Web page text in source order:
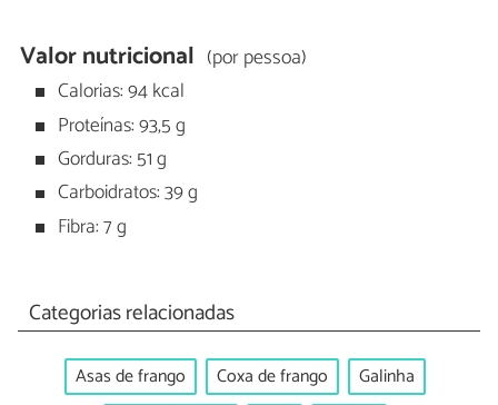
Valor nutricional (por pessoa)
Calorias: 94 kcal
Proteínas: 93,5 g
Gorduras: 51 g
Carboidratos: 39 g
Fibra: 7 g
Categorias relacionadas
Asas de frango Coxa de frango
Galinha